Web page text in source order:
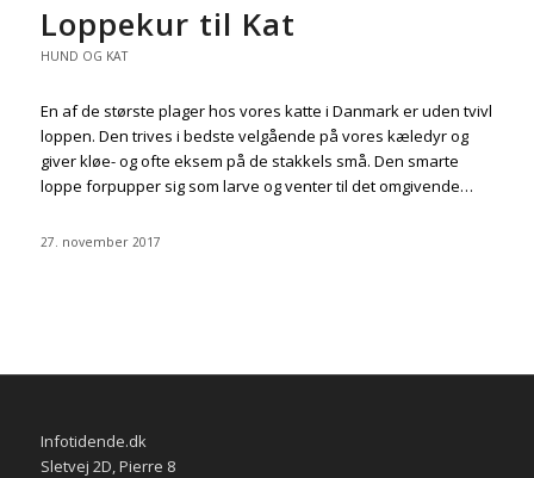
Loppekur til Kat
HUND OG KAT
En af de største plager hos vores katte i Danmark er uden tvivl
loppen. Den trives i bedste velgående på vores kæledyr og
giver kløe- og ofte eksem på de stakkels små. Den smarte
loppe forpupper sig som larve og venter til det omgivende…
27. november 2017
Infotidende.dk
Sletvej 2D, Pierre 8